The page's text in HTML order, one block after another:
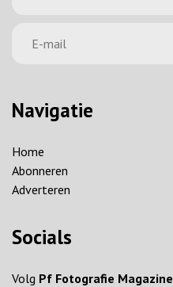
Navigatie
Home
Abonneren
Adverteren
Socials
Volg Pf Fotografie Magazine